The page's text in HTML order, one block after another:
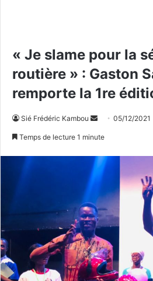
« Je slame pour la
routière » : Gaston
remporte la 1re
Sié Frédéric Kambou
o
y
r
u
n
c
o
u
05/12/2021
Temps de lecture 1 minute